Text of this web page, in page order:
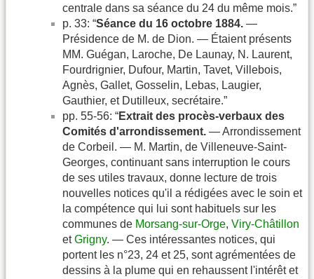
centrale dans sa séance du 24 du même mois.”
p. 33: “Séance du 16 octobre 1884. —
Présidence de M. de Dion. — Étaient présents
MM. Guégan, Laroche, De Launay, N. Laurent,
Fourdrignier, Dufour, Martin, Tavet, Villebois,
Agnès, Gallet, Gosselin, Lebas, Laugier,
Gauthier, et Dutilleux, secrétaire.”
pp. 55-56: “Extrait des procès-verbaux des
Comités d'arrondissement. — Arrondissement
de Corbeil. — M. Martin, de Villeneuve-Saint-
Georges, continuant sans interruption le cours
de ses utiles travaux, donne lecture de trois
nouvelles notices qu'il a rédigées avec le soin et
la compétence qui lui sont habituels sur les
communes de Morsang-sur-Orge, Viry-Châtillon
etGrigny. — Ces intéressantes notices, qui
portent les n°23, 24 et 25, sont agrémentées de
dessins à la plume qui en rehaussent l'intérêt et